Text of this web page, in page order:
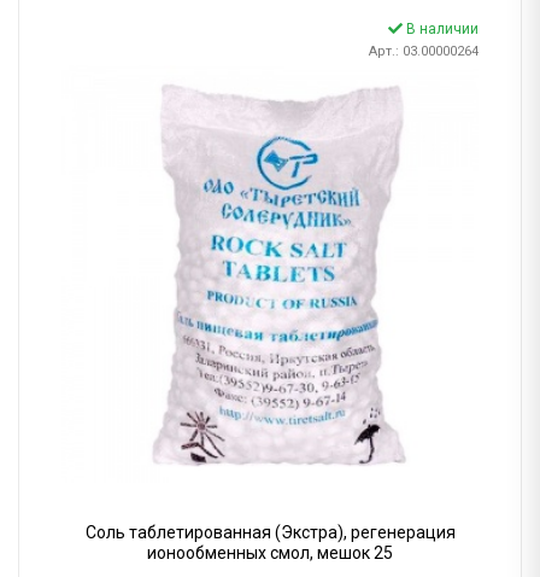
В наличии
Арт.: 03.00000264
Соль таблетированная (Экстра), регенерация
ионообменных смол, мешок 25